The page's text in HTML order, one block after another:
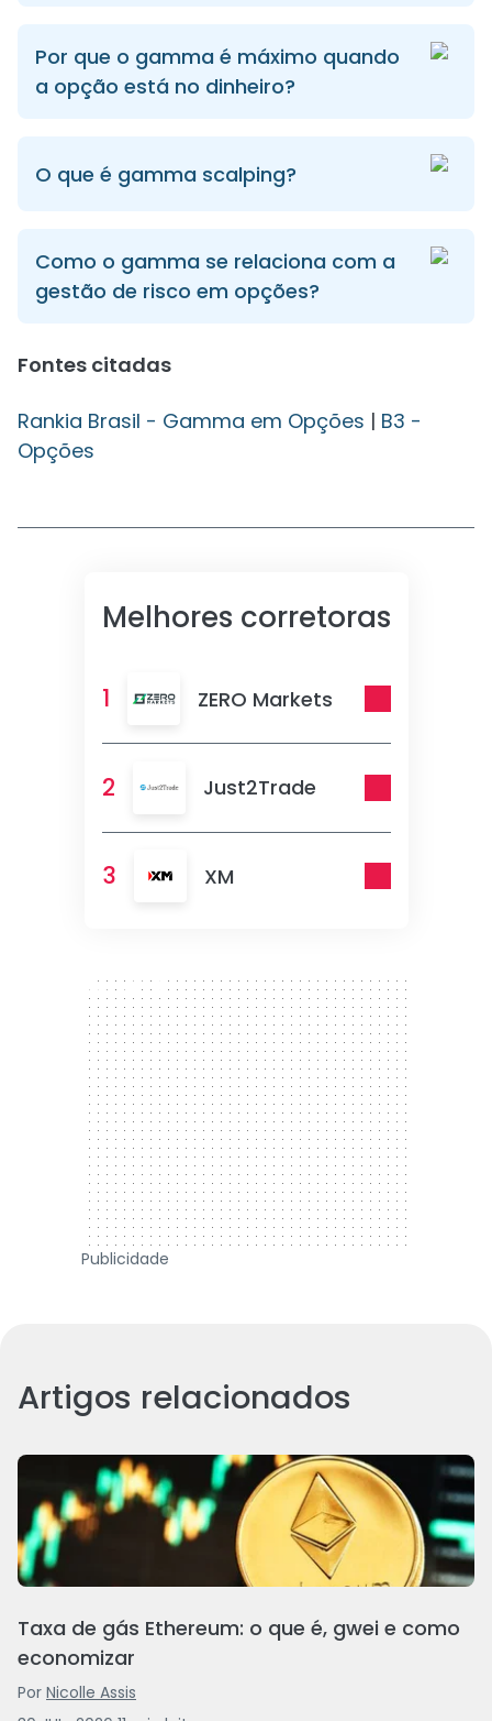
Por que o gamma é máximo quando
a opção está no dinheiro?
O que é gamma scalping?
Como o gamma se relaciona com a
gestão de risco em opções?
Fontes citadas
Rankia Brasil - Gamma em Opções | B3 -
Opções
Melhores corretoras
1 ZERO Markets
2 Just2Trade
3 XM
300 x 250
Publicidade
Artigos relacionados
Taxa de gás Ethereum: o que é, gwei e como
economizar
Por Nicolle Assis